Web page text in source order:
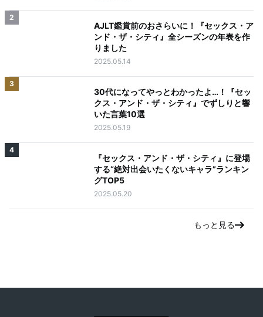
2
AJLT鑑賞前のおさらいに！『セックス・ア
ンド・ザ・シティ』全シーズンの年表を作
りました
2025.05.14
3
30代になってやっとわかったよ…！『セッ
クス・アンド・ザ・シティ』でずしりと響
いた言葉10選
2025.05.19
4
『セックス・アンド・ザ・シティ』に登場
する“絶対出会いたくないキャラ”ランキン
グTOP5
2025.05.20
もっと見る